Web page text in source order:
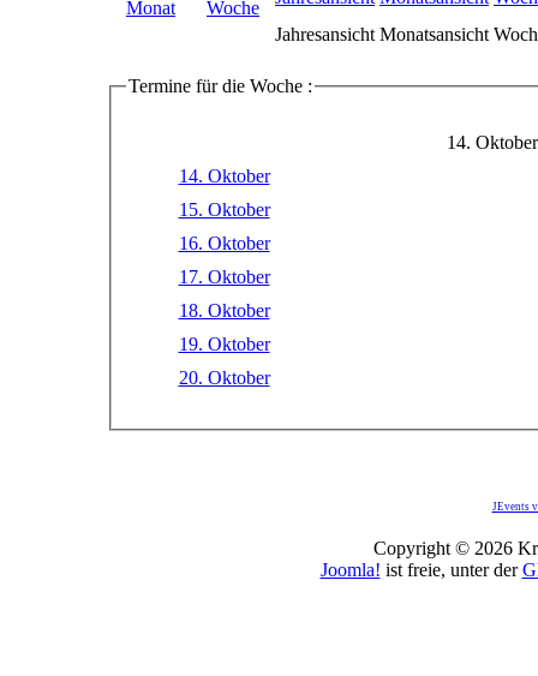
Jahresansicht Monatsansicht
Termine für die Woche :
14.
14. Oktober
15. Oktober
16. Oktober
17. Oktober
18. Oktober
19. Oktober
20. Oktober
JEvents
Copyright © 2026
Joomla! ist freie, unter der